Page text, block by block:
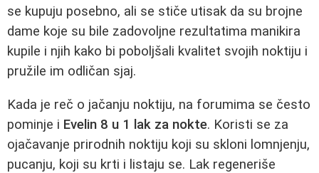
se kupuju posebno, ali se stiče utisak da su brojne
dame koje su bile zadovoljne rezultatima manikira
kupile i njih kako bi poboljšali kvalitet svojih noktiju i
pružile im odličan sjaj.
Kada je reč o jačanju noktiju, na forumima se često
pominje i Evelin 8 u 1 lak za nokte. Koristi se za
ojačavanje prirodnih noktiju koji su skloni lomnjenju,
pucanju, koji su krti i listaju se. Lak regeneriše